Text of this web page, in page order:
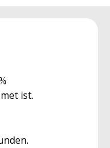
ist.